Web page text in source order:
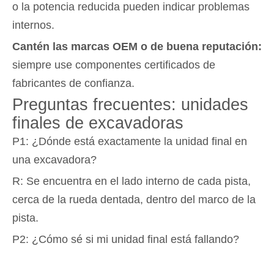
o la potencia reducida pueden indicar problemas
internos.
Cantén las marcas OEM o de buena reputación:
siempre use componentes certificados de
fabricantes de confianza.
Preguntas frecuentes: unidades
finales de excavadoras
P1: ¿Dónde está exactamente la unidad final en
una excavadora?
R: Se encuentra en el lado interno de cada pista,
cerca de la rueda dentada, dentro del marco de la
pista.
P2: ¿Cómo sé si mi unidad final está fallando?